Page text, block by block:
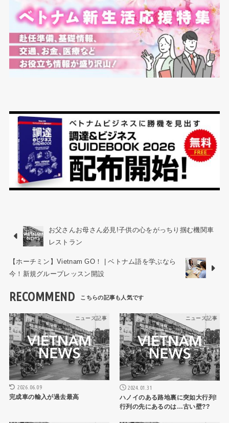
お父さんお母さん必見!子供の心をがっちり掴む機関車
レストラン
【ホーチミン】Vietnam GO！ | ベトナム語を学ぶなら
今！新規グループレッスン開設
RECOMMEND
ニュース記事
2026.06.09
完成車の輸入が過去最高
ニュース記事
2024.01.31
ハノイのある路地裏に突如大行列!
行列の先にあるのは…古い壁??